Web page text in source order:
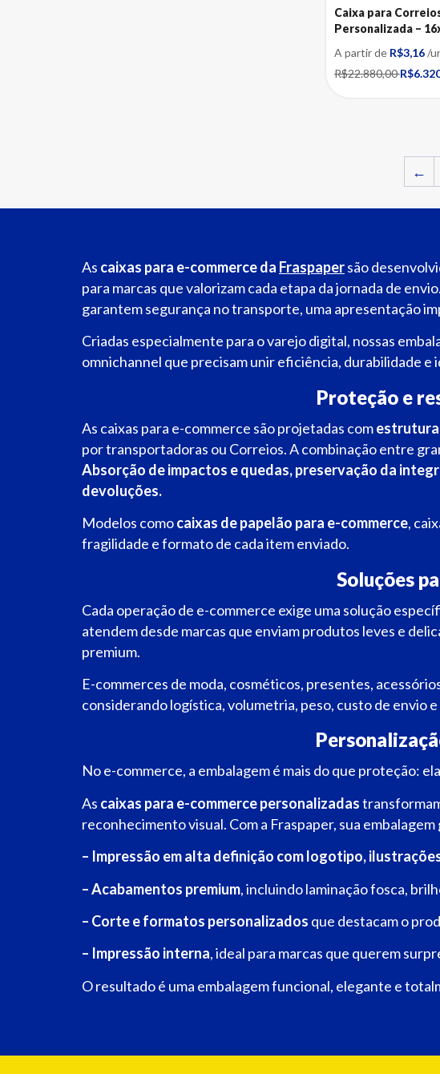
Caixa para
Personalizada –
A partir de R$3,16/
R$22.880,00
←
As caixas para e-commerce da Fraspapersão
para marcas que valorizam cada etapa da jornada de
garantem segurança no transporte, uma apresentação
Criadas especialmente para o varejo digital, nossas
omnichannel que precisam unir eficiência, durabilidade e
Proteção e
As caixas para e-commerce são projetadas com
por transportadoras ou Correios. A combinação entre
Absorção de impactos e quedas, preservação da
devoluções.
Modelos comocaixas de papelão para e-commerce,
fragilidade e formato de cada item enviado.
Soluções
Cada operação de e-commerce exige uma solução
atendem desde marcas que enviam produtos leves e
premium.
E-commerces de moda, cosméticos, presentes,
considerando logística, volumetria, peso, custo de envio
No e-commerce, a embalagem é mais do que proteção:
As caixas para e-commerce personalizadas
reconhecimento visual. Com a Fraspaper, sua
– Impressão em alta definição com logotipo,
– Acabamentos premium, incluindo laminação fosca,
– Corte e formatos personalizados que destacam o
– Impressão interna, ideal para marcas que querem
O resultado é uma embalagem funcional, elegante e